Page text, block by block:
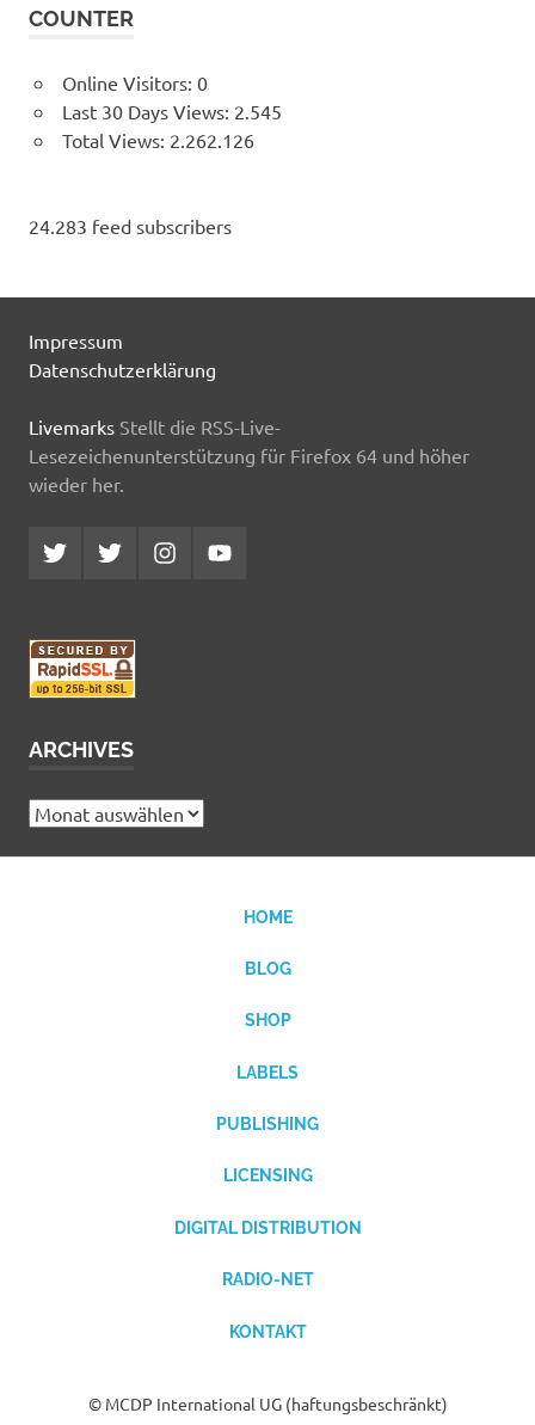
COUNTER
Online Visitors: 0
Last 30 Days Views: 2.545
Total Views: 2.262.126
24.283 feed subscribers
Impressum
Datenschutzerklärung
Livemarks Stellt die RSS-Live-
Lesezeichenunterstützung für Firefox 64 und höher
wieder her.
Twitter
MCDP
Twitter
Musicradiostation
InstagramYouTube
ARCHIVES
Archives
HOME
BLOG
SHOP
LABELS
PUBLISHING
LICENSING
DIGITAL DISTRIBUTION
RADIO-NET
KONTAKT
© MCDP International UG (haftungsbeschränkt)